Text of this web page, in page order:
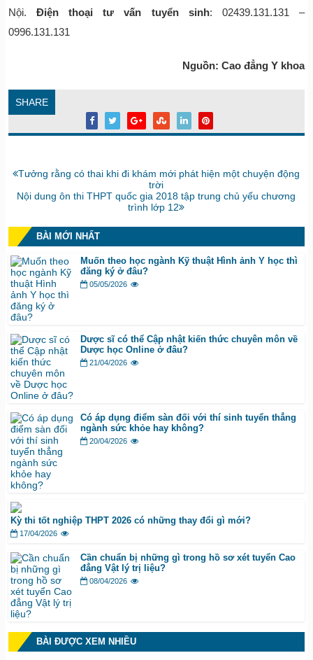
Nội.Điện thoại tư vấn tuyển sinh: 02439.131.131 –
0996.131.131
Nguồn: Cao đẳng Y khoa
SHARE
Bài
Tưởng rằng có thai khi đi khám mới phát hiện một chuyện động
trời
Bài
Nội dung ôn thi THPT quốc gia 2018 tập trung chủ yếu chương
trình lớp 12
BÀI MỚI NHẤT
Muốn theo học ngành Kỹ thuật Hình ảnh Y học thì
đăng ký ở đâu?
05/05/2026
Dược sĩ có thể Cập nhật kiến thức chuyên môn về
Dược học Online ở đâu?
21/04/2026
Có áp dụng điểm sàn đối với thí sinh tuyển thẳng
ngành sức khỏe hay không?
20/04/2026
Kỳ thi tốt nghiệp THPT 2026 có những thay đổi gì mới?
17/04/2026
Cần chuẩn bị những gì trong hồ sơ xét tuyển Cao
đẳng Vật lý trị liệu?
08/04/2026
BÀI ĐƯỢC XEM NHIỀU